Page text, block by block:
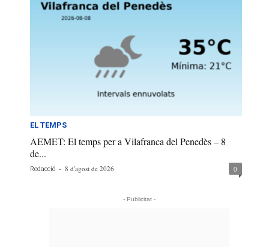
EL TEMPS
AEMET: El temps per a Vilafranca del Penedès – 8
de...
Redacció - 8 d'agost de 2026 0
- Publicitat -